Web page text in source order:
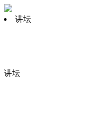
讲坛
讲坛